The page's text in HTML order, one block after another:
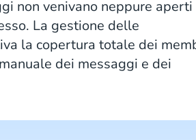
non venivano neppure aperti
La gestione delle
la copertura totale dei
dei messaggi e dei